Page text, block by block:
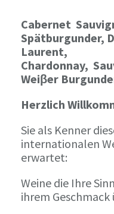
Cabernet
Spätburgunder,
Laurent,
Chardonnay,
Weiβer
Herzlich
Sie als Kenner
internationalen
erwartet:
Weine die Ihre
ihrem Geschmack